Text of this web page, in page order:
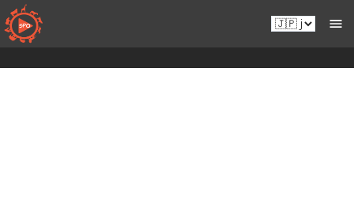
コ
ン
テ
ン
Ja.sportsmansparadiseonline.com